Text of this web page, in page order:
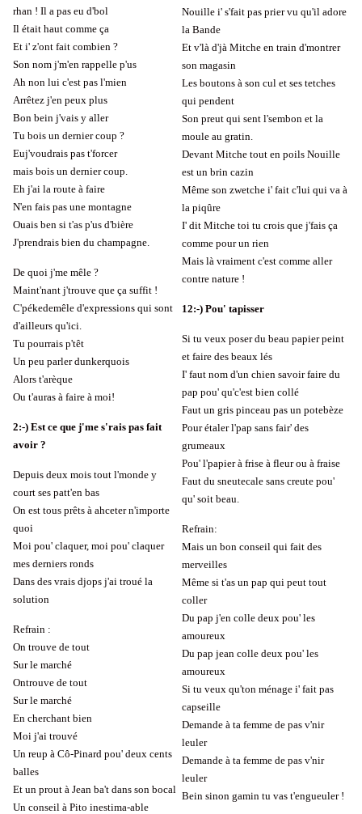
rhan ! Il a pas eu d'bol
Il était haut comme ça
Et i' z'ont fait combien ?
Son nom j'm'en rappelle p'us
Ah non lui c'est pas l'mien
Arrêtez j'en peux plus
Bon bein j'vais y aller
Tu bois un dernier coup ?
Euj'voudrais pas t'forcer
mais bois un dernier coup.
Eh j'ai la route à faire
N'en fais pas une montagne
Ouais ben si t'as p'us d'bière
J'prendrais bien du champagne.
De quoi j'me mêle ?
Maint'nant j'trouve que ça suffit !
C'pékedemêle d'expressions qui sont
d'ailleurs qu'ici.
Tu pourrais p'têt
Un peu parler dunkerquois
Alors t'arèque
Ou t'auras à faire à moi!
2:-) Est ce que j'me s'rais pas fait
avoir ?
Depuis deux mois tout l'monde y
court ses patt'en bas
On est tous prêts à ahceter n'importe
quoi
Moi pou' claquer, moi pou' claquer
mes derniers ronds
Dans des vrais djops j'ai troué la
solution
Refrain :
On trouve de tout
Sur le marché
Ontrouve de tout
Sur le marché
En cherchant bien
Moi j'ai trouvé
Un reup à Cô-Pinard pou' deux cents
balles
Et un prout à Jean ba't dans son bocal
Un conseil à Pito inestima-able
Nouille i' s'fait pas prier vu qu'il adore
la Bande
Et v'là d'jà Mitche en train d'montrer
son magasin
Les boutons à son cul et ses tetches
qui pendent
Son preut qui sent l'sembon et la
moule au gratin.
Devant Mitche tout en poils Nouille
est un brin cazin
Même son zwetche i' fait c'lui qui va à
la piqûre
I' dit Mitche toi tu crois que j'fais ça
comme pour un rien
Mais là vraiment c'est comme aller
contre nature !
12:-) Pou' tapisser
Si tu veux poser du beau papier peint
et faire des beaux lés
I' faut nom d'un chien savoir faire du
pap pou' qu'c'est bien collé
Faut un gris pinceau pas un potebèze
Pour étaler l'pap sans fair' des
grumeaux
Pou' l'papier à frise à fleur ou à fraise
Faut du sneutecale sans creute pou'
qu' soit beau.
Refrain:
Mais un bon conseil qui fait des
merveilles
Même si t'as un pap qui peut tout
coller
Du pap j'en colle deux pou' les
amoureux
Du pap jean colle deux pou' les
amoureux
Si tu veux qu'ton ménage i' fait pas
capseille
Demande à ta femme de pas v'nir
leuler
Demande à ta femme de pas v'nir
leuler
Bein sinon gamin tu vas t'engueuler !